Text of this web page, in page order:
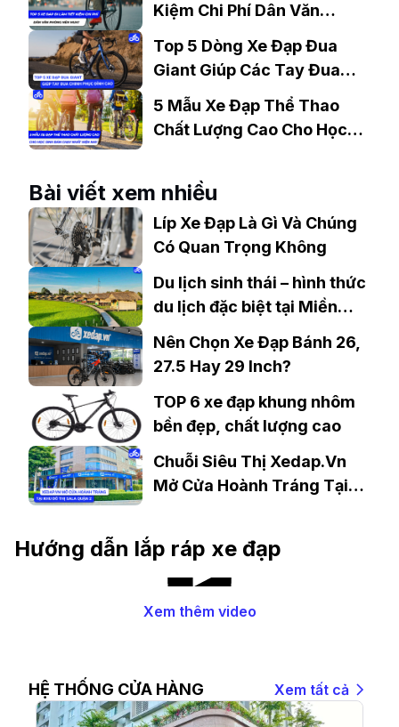
Kiệm Chi Phí Dân Văn
Phòng Nên Mua?
Top 5 Dòng Xe Đạp Đua
Giant Giúp Các Tay Đua
Chinh Phục Đỉnh Cao
5 Mẫu Xe Đạp Thể Thao
Chất Lượng Cao Cho Học
Bài viết xem nhiều
Líp Xe Đạp Là Gì Và Chúng
Có Quan Trọng Không
Du lịch sinh thái – hình thức
du lịch đặc biệt tại Miền
Tây
Nên Chọn Xe Đạp Bánh 26,
27.5 Hay 29 Inch?
TOP 6 xe đạp khung nhôm
bền đẹp, chất lượng cao
Chuỗi Siêu Thị Xedap.Vn
Mở Cửa Hoành Tráng Tại
Hướng dẫn lắp ráp xe đạp
Xem thêm video
HỆ THỐNG CỬA HÀNG Xem tất cả